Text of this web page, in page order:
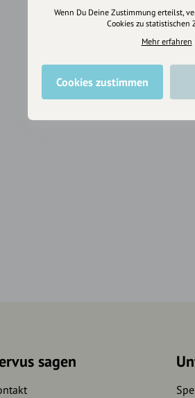
sagen
Wenn Du Deine Zustimmung erteilst,
Cookies zu statistischen
Mehr erfahren
Cookies zustimmen